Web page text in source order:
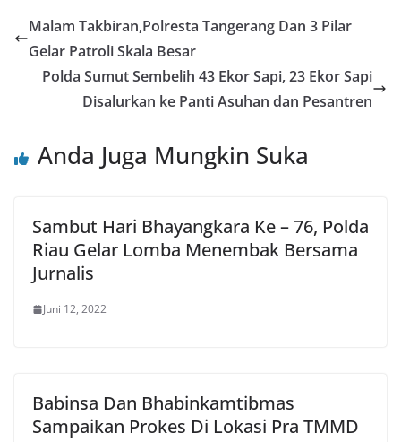
Malam Takbiran,Polresta Tangerang Dan 3 Pilar
Gelar Patroli Skala Besar
Polda Sumut Sembelih 43 Ekor Sapi, 23 Ekor Sapi
Disalurkan ke Panti Asuhan dan Pesantren
Anda Juga Mungkin Suka
Sambut Hari Bhayangkara Ke – 76, Polda
Riau Gelar Lomba Menembak Bersama
Jurnalis
Juni 12, 2022
Babinsa Dan Bhabinkamtibmas
Sampaikan Prokes Di Lokasi Pra TMMD